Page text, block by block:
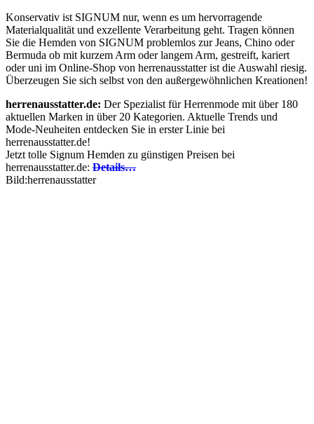
Konservativ ist SIGNUM nur, wenn es um hervorragende
Materialqualität und exzellente Verarbeitung geht. Tragen können
Sie die Hemden von SIGNUM problemlos zur Jeans, Chino oder
Bermuda ob mit kurzem Arm oder langem Arm, gestreift, kariert
oder uni im Online-Shop von herrenausstatter ist die Auswahl riesig.
Überzeugen Sie sich selbst von den außergewöhnlichen Kreationen!
herrenausstatter.de: Der Spezialist für Herrenmode mit über 180
aktuellen Marken in über 20 Kategorien. Aktuelle Trends und
Mode-Neuheiten entdecken Sie in erster Linie bei
herrenausstatter.de!
Jetzt tolle Signum Hemden zu günstigen Preisen bei
herrenausstatter.de: Details…
Bild:herrenausstatter